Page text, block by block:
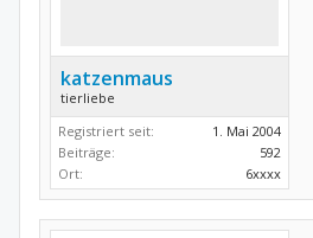
katzenmaus
tierliebe
Registriert seit:
1. Mai 2004
Beiträge:
592
Ort:
6xxxx